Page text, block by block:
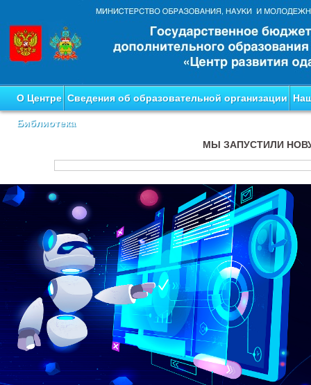
О Центре Сведения об образовательной организации
Библиотека
МЫ ЗАПУСТИЛИ